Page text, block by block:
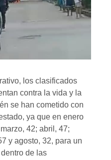
los clasificados
contra la vida y la
se han cometido con
ya que en enero
42; abril, 47;
y agosto, 32, para un
de las